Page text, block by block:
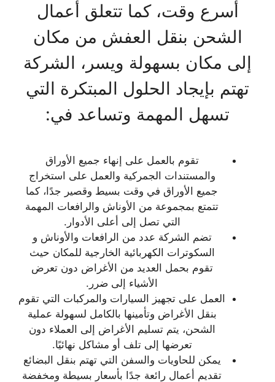
أسرع وقت، كما تتعلق أعمال
الشحن بنقل العفش من مكان
إلى مكان بسهولة ويسر، الشركة
تهتم بإيجاد الحلول المبتكرة التي
تسهل المهمة وتساعد في:
تقوم بالعمل على إنهاء جميع الأوراق
والمستندات الجمركية والعمل على استخراج
جميع الأوراق في وقت بسيط وقصير جدًا، كما
تتمتع بمجموعة من الأوناش والرافعات المهمة
التي تصل إلى أعلى الأدوار.
تضم الشركة عدد من الرافعات والأوناش و
السكوترات الكهربائية الخارجية للمكان حيث
تقوم بحمل العديد من الأغراض دون تعرض
الأشياء إلى ضرر.
العمل على تجهيز السيارات والمركبات التي تقوم
بنقل الأغراض وتأمينها بالكامل لسهولة عملية
الشحن، يتم تسليم الأغراض إلى العملاء دون
تعرضها إلى تلف أو مشاكل نهائيًا.
يمكن للحاويات والسفن التي تهتم بنقل البضائع
تقديم أعمال رائعة جدًا بأسعار بسيطة ومخفضة